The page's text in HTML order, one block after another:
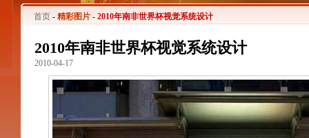
首页 -精彩图片 -2010年南非世界杯视觉系统设计
2010年南非世界杯视觉系统设计
2010-04-17